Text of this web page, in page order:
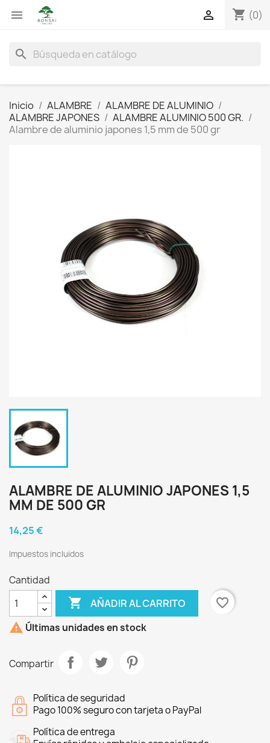
 shopping_cart (0)

search
Inicio ALAMBRE
ALAMBRE DE ALUMINIO
ALAMBRE JAPONES
ALAMBRE ALUMINIO 500 GR.
Alambre de aluminio japones 1,5 mm de 500 gr
ALAMBRE DE ALUMINIO JAPONES 1,5
MM DE 500 GR
14,25 €
Impuestos incluidos
Cantidad
 AÑADIR AL CARRITO
favorite_border
 Últimas unidades en stock
Compartir
Política de seguridad
Pago 100% seguro con tarjeta o PayPal
Política de entrega